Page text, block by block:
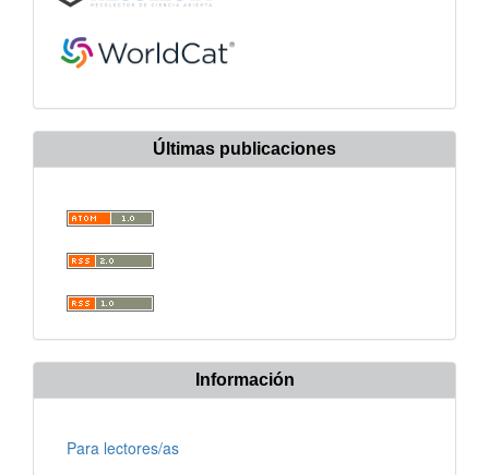
Últimas publicaciones
Información
Para lectores/as